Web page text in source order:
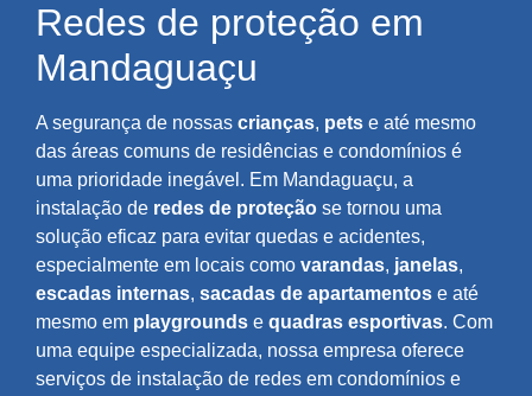
Redes de proteção em
Mandaguaçu
A segurança de nossas crianças, pets e até mesmo
das áreas comuns de residências e condomínios é
uma prioridade inegável. Em Mandaguaçu, a
instalação de redes de proteção se tornou uma
solução eficaz para evitar quedas e acidentes,
especialmente em locais como varandas, janelas,
escadas internas, sacadas de apartamentos e até
mesmo em playgrounds e quadras esportivas. Com
uma equipe especializada, nossa empresa oferece
serviços de instalação de redes em condomínios e